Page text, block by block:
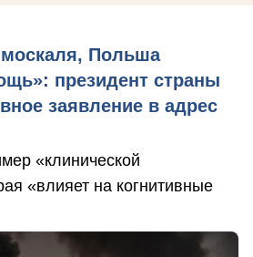
Польша
президент страны
заявление в адрес
«клинической
«влияет на когнитивные